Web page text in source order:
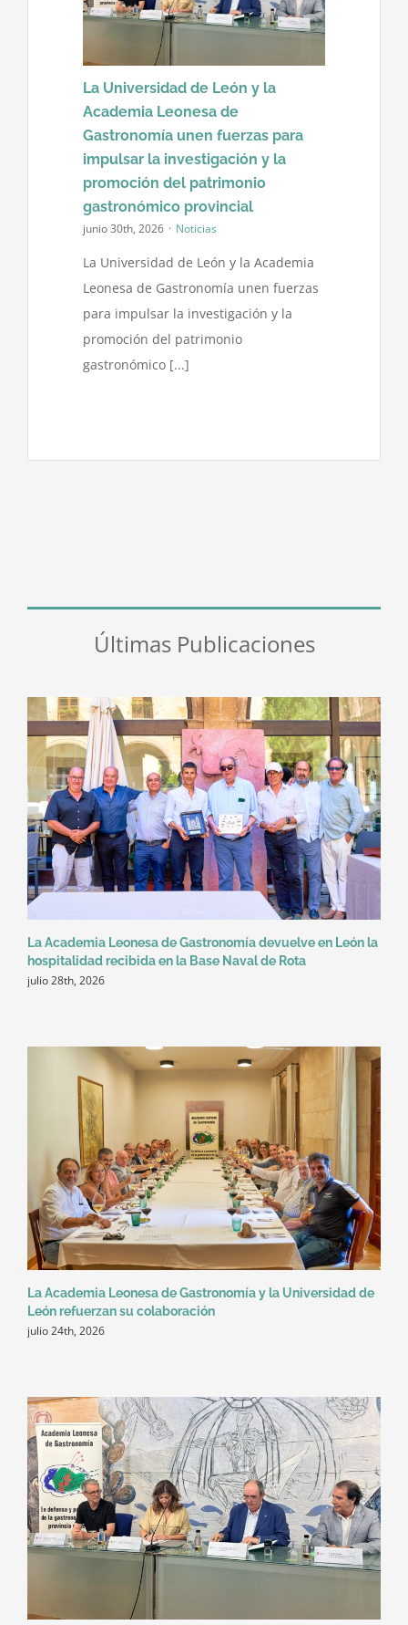
La Universidad de León y la
Academia Leonesa de
Gastronomía unen fuerzas para
impulsar la investigación y la
promoción del patrimonio
gastronómico provincial
junio 30th, 2026 · Noticias
La Universidad de León y la Academia
Leonesa de Gastronomía unen fuerzas
para impulsar la investigación y la
promoción del patrimonio
gastronómico [...]
Últimas Publicaciones
La Academia Leonesa de Gastronomía devuelve en León la
hospitalidad recibida en la Base Naval de Rota
julio 28th, 2026
La Academia Leonesa de Gastronomía y la Universidad de
León refuerzan su colaboración
julio 24th, 2026